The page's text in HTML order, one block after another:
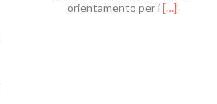
orientamento per iLeggi
[…]